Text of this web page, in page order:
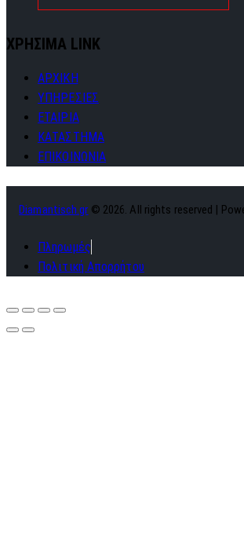
ΧΡΗΣΙΜΑ LINK
ΑΡΧΙΚΗ
ΥΠΗΡΕΣΙΕΣ
ΕΤΑΙΡΙΑ
ΚΑΤΑΣΤΗΜΑ
ΕΠΙΚΟΙΝΩΝΙΑ
Diamantisch.gr © 2026. All rights reserved |
Πληρωμές
Πολιτική Απορρήτου